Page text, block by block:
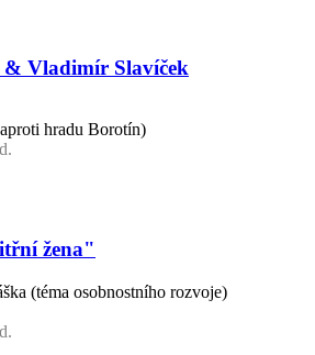
& Vladimír Slavíček
hradu Borotín)
žena"
(téma osobnostního rozvoje)